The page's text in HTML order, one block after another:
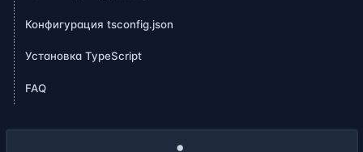
Конфигурация tsconfig.json
Установка TypeScript
FAQ